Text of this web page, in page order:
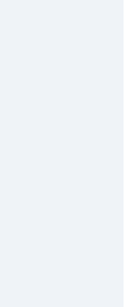
Village